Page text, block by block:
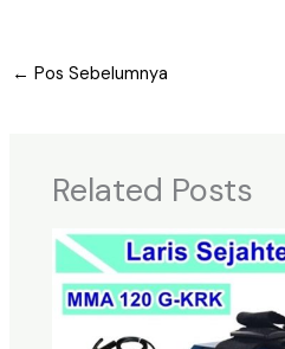
← Pos Sebelumnya
Related Posts